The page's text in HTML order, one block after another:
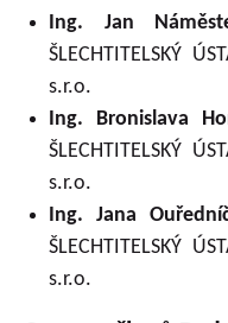
Ing. Jan
ŠLECHTITELSKÝ
s.r.o.
Ing. Bronislava
ŠLECHTITELSKÝ
s.r.o.
Ing. Jana
ŠLECHTITELSKÝ
s.r.o.